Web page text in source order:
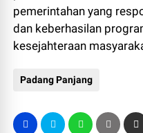
pemerintahan yang
dan keberhasilan
kesejahteraan
Padang Panjang